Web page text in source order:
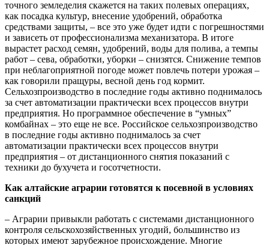
точного земледелия скажется на таких полевых операциях,
как посадка культур, внесение удобрений, обработка
средствами защиты, – все это уже будет идти с погрешностями
и зависеть от профессионализма механизатора. В итоге
вырастет расход семян, удобрений, воды для полива, а темпы
работ – сева, обработки, уборки – снизятся. Снижение темпов
при неблагоприятной погоде может повлечь потери урожая –
как говорили пращуры, весной день год кормит.
Сельхозпроизводство в последние годы активно поднималось
за счет автоматизации практически всех процессов внутри
предприятия. Но программное обеспечение в “умных”
комбайнах – это еще не все. Российское сельхозпроизводство
в последние годы активно поднималось за счет
автоматизации практически всех процессов внутри
предприятия – от дистанционного снятия показаний с
техники до бухучета и госотчетности.
Как алтайские аграрии готовятся к посевной в условиях
санкций
– Аграрии привыкли работать с системами дистанционного
контроля сельскохозяйственных угодий, большинство из
которых имеют зарубежное происхождение. Многие